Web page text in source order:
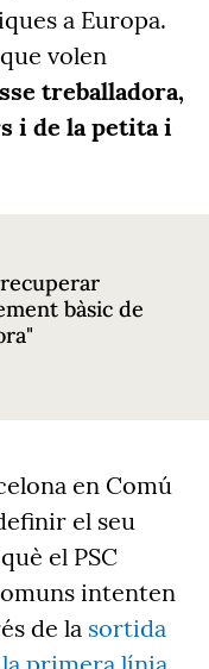
a Europa.
volen
treballadora,
i de la petita i
bàsic de
en Comú
el seu
el PSC
intenten
de la sortida